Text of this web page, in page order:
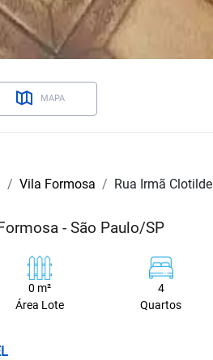
MAPA
Vila Formosa Rua Irmã Clotilde
- São Paulo/SP
0 m²
Área Lote
4
Quartos